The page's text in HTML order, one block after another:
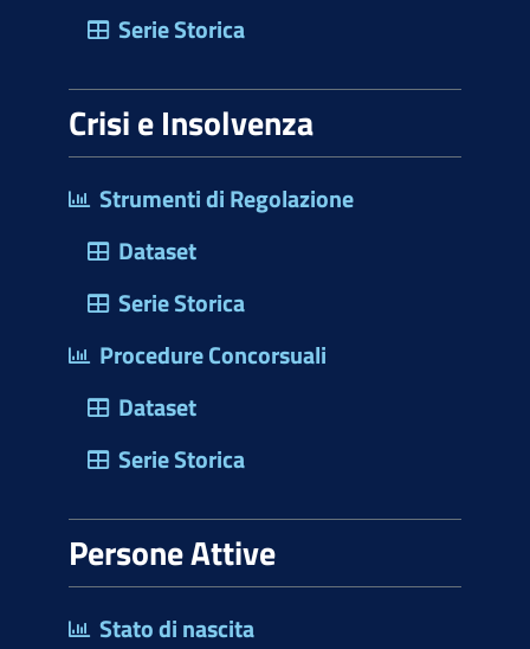
Serie Storica
Crisi e Insolvenza
Strumenti di Regolazione
Dataset
Serie Storica
Procedure Concorsuali
Dataset
Serie Storica
Persone Attive
Stato di nascita